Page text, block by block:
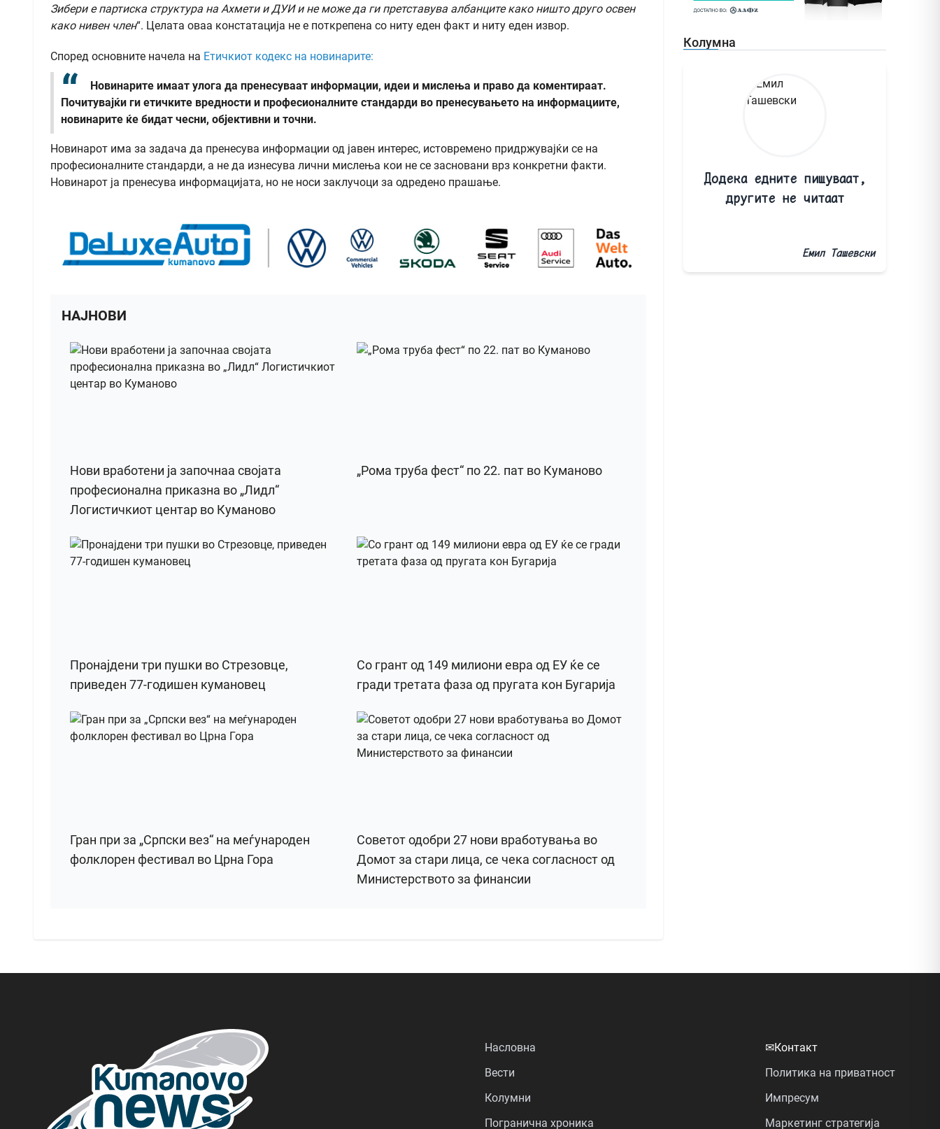
Зибери е партиска структура на Ахмети и ДУИ и не може да ги претставува албанците како ништо друго освен
како нивен член“. Целата оваа констатација не е поткрепена со ниту еден факт и ниту еден извор.
Според основните начела на Етичкиот кодекс на новинарите:
Новинарите имаат улога да пренесуваат информации, идеи и мислења и право да коментираат.
Почитувајќи ги етичките вредности и професионалните стандарди во пренесувањето на информациите,
новинарите ќе бидат чесни, објективни и точни.
Новинарот има за задача да пренесува информации од јавен интерес, истовремено придржувајќи се на
професионалните стандарди, а не да изнесува лични мислења кои не се засновани врз конкретни факти.
Новинарот ја пренесува информацијата, но не носи заклучоци за одредено прашање.
НАЈНОВИ
Нови вработени ја започнаа својата
професионална приказна во „Лидл“
Логистичкиот центар во Куманово
„Рома труба фест“ по 22. пат во Куманово
Пронајдени три пушки во Стрезовце,
приведен 77-годишен кумановец
Со грант од 149 милиони евра од ЕУ ќе се
гради третата фаза од пругата кон Бугарија
Гран при за „Српски вез“ на меѓународен
фолклорен фестивал во Црна Гора
Советот одобри 27 нови вработувања во
Домот за стари лица, се чека согласност од
Министерството за финансии
Колумна
Додека едните пишуваат,
другите не читаат
Емил Ташевски
Насловна
Вести
Колумни
Погранична хроника
✉Контакт
Политика на приватност
Импресум
Маркетинг стратегија